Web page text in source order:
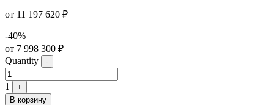
от 11 197 620 ₽
-40%
от 7 998 300 ₽
Quantity
-
1
+
В корзину